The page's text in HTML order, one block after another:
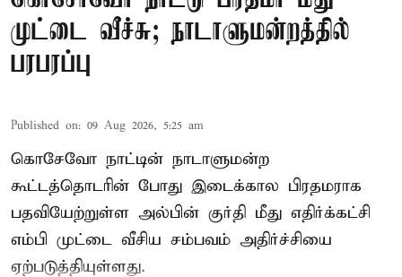
முட்டை வீச்சு; நாடாளுமன்றத்தில்
பரபரப்பு
Published on: 09 Aug 2026, 5:25 am
கொசேவோ நாட்டின் நாடாளுமன்ற
கூட்டத்தொடரின் போது இடைக்கால பிரதமராக
பதவியேற்றுள்ள அல்பின் குர்தி மீது எதிர்க்கட்சி
எம்பி முட்டை வீசிய சம்பவம் அதிர்ச்சியை
ஏற்படுத்தியுள்ளது.